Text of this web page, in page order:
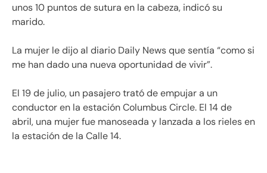
unos 10 puntos de sutura en la cabeza, indicó su
marido.
La mujer le dijo al diario Daily News que sentía “como si
me han dado una nueva oportunidad de vivir”.
El 19 de julio, un pasajero trató de empujar a un
conductor en la estación Columbus Circle. El 14 de
abril, una mujer fue manoseada y lanzada a los rieles en
la estación de la Calle 14.